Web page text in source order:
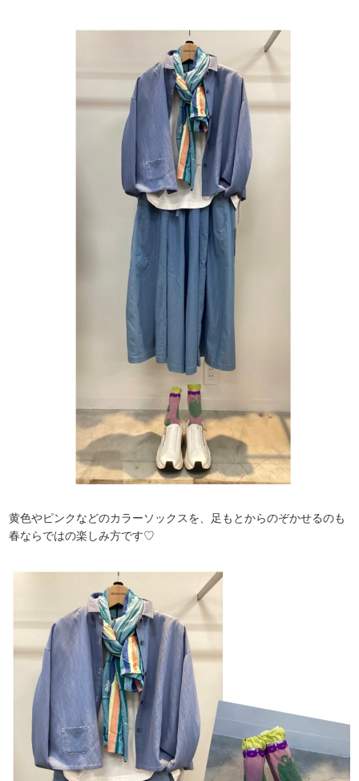
黄色やピンクなどのカラーソックスを、足もとからのぞかせるのも
春ならではの楽しみ方です♡